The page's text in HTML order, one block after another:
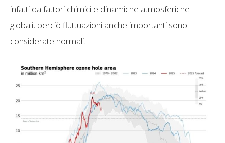
infatti da fattori chimici e dinamiche atmosferiche
globali, perciò fluttuazioni anche importanti sono
considerate normali.